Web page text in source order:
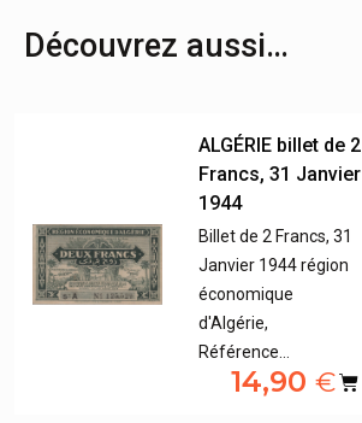
Découvrez aussi…
ALGÉRIE billet de 2
Francs, 31 Janvier
1944
Billet de 2 Francs, 31
Janvier 1944 région
économique
d'Algérie,
Référence…
14,90 €